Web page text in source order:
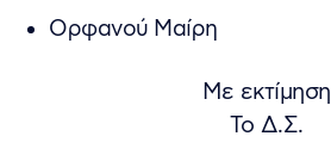
Ορφανού Μαίρη
Με εκτίμηση
Το Δ.Σ.